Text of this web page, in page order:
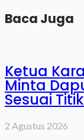
Baca Juga
Ketua
Minta
Sesuai
2 Agustus 2026